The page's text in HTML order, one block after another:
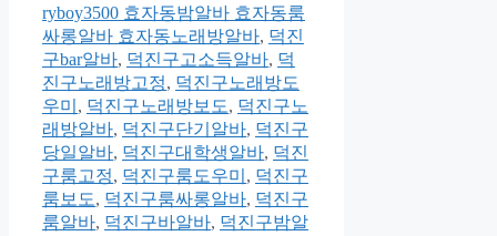
ryboy3500 효자동밤알바 효자동룸
싸롱알바 효자동노래방알바, 덕진
구bar알바, 덕진구고소득알바, 덕
진구노래방고정, 덕진구노래방도
우미 , 덕진구노래방보도, 덕진구노
래방알바, 덕진구단기알바, 덕진구
당일알바, 덕진구대학생알바, 덕진
구룸고정, 덕진구룸도우미 , 덕진구
룸보도, 덕진구룸싸롱알바, 덕진구
룸알바, 덕진구바알바, 덕진구밤알